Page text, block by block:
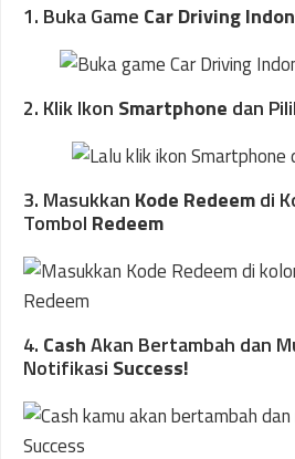
1. Buka Game Car Driving
2. Klik Ikon Smartphone dan
3. Masukkan Kode Redeemdi
Tombol Redeem
4. CashAkan Bertambah dan
Notifikasi Success!